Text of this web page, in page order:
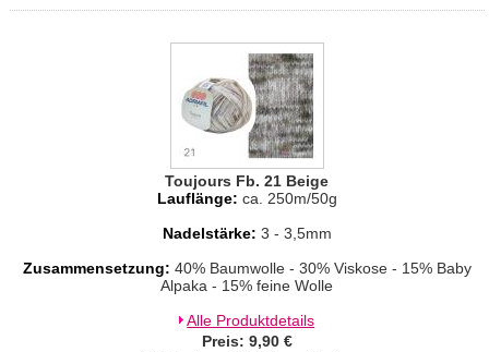
Toujours Fb. 21 Beige
Lauflänge: ca. 250m/50g
Nadelstärke: 3 - 3,5mm
Zusammensetzung: 40% Baumwolle - 30% Viskose - 15% Baby
Alpaka - 15% feine Wolle
Alle Produktdetails
Preis: 9,90 €